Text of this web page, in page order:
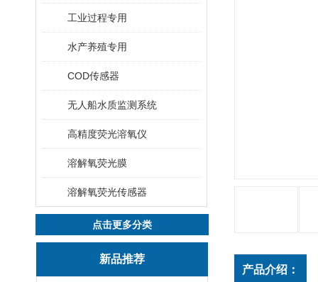
工业过程专用
水产养殖专用
COD传感器
无人船水质监测系统
高精度荧光溶氧仪
溶解氧荧光膜
溶解氧荧光传感器
点击更多分类
新品推荐
产品介绍：